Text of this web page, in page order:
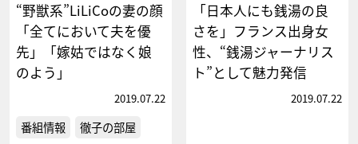
“野獣系”LiLiCoの妻の顔
「全てにおいて夫を優
先」「嫁姑ではなく娘
のよう」
2019.07.22
番組情報 徹子の部屋
「日本人にも銭湯の良
さを」フランス出身女
性、“銭湯ジャーナリス
ト”として魅力発信
2019.07.22